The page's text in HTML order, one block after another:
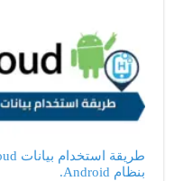
بنظام Android.